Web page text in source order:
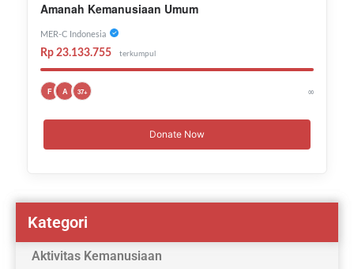
Kategori
Aktivitas Kemanusiaan
Amanah Kemanusiaan Umum
MER-C Indonesia
Rp 23.133.755 terkumpul
F A 37+ ∞
Donate Now